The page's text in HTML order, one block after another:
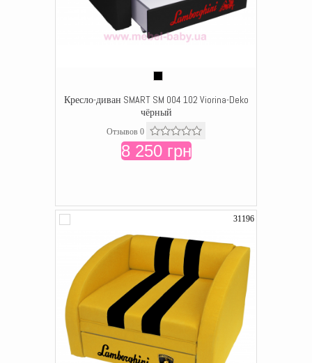
Кресло-диван SMART SM 004 102 Viorina-Deko
чёрный
Отзывов 0
8 250 грн
31196